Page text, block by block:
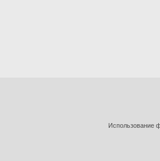
Использование